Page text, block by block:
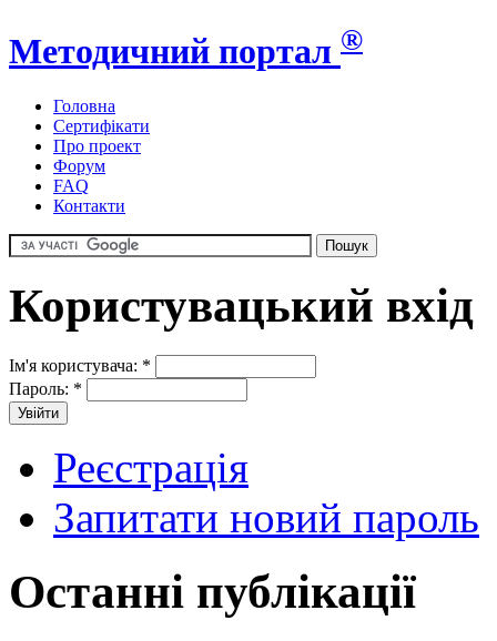
Методичний портал ®
Головна
Сертифікати
Про проект
Форум
FAQ
Контакти
Користувацький вхід
Ім'я користувача: *
Пароль: *
Реєстрація
Запитати новий пароль
Останні публікації